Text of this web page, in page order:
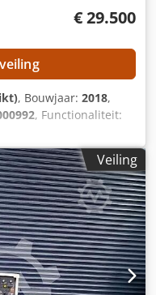
€ 29.500
, Bouwjaar: 2018,
, Functionaliteit:
GEGEVENS Tafellengte:
X-as: 5.020
Z-as: 250 mm
Verplaatsingsbereik Y-
as: 450 mm
min Maximale
X-as: 90
m/min Maximale
2 stuks
Freesspindel 1 Aantal
Veiling